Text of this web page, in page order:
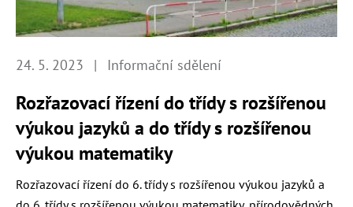
24. 5. 2023 | Informační sdělení
Rozřazovací řízení do třídy s rozšířenou
výukou jazyků a do třídy s rozšířenou
výukou matematiky
Rozřazovací řízení do 6. třídy s rozšířenou výukou jazyků a